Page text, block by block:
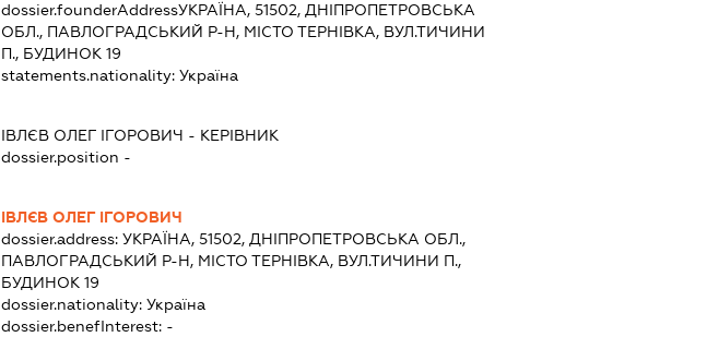
dossier.founderAddressУКРАЇНА, 51502, ДНІПРОПЕТРОВСЬКА
ОБЛ., ПАВЛОГРАДСЬКИЙ Р-Н, МІСТО ТЕРНІВКА, ВУЛ.ТИЧИНИ
П., БУДИНОК 19
statements.nationality: Україна
ІВЛЄВ ОЛЕГ ІГОРОВИЧ - КЕРІВНИК
dossier.position -
ІВЛЄВ ОЛЕГ ІГОРОВИЧ
dossier.address: УКРАЇНА, 51502, ДНІПРОПЕТРОВСЬКА ОБЛ.,
ПАВЛОГРАДСЬКИЙ Р-Н, МІСТО ТЕРНІВКА, ВУЛ.ТИЧИНИ П.,
БУДИНОК 19
dossier.nationality: Україна
dossier.benefInterest: -